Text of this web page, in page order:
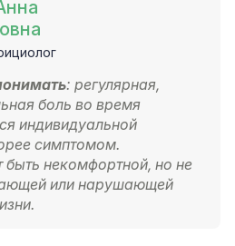
: регулярная,
боль во время
индивидуальной
симптомом.
некомфортной, но не
или нарушающей